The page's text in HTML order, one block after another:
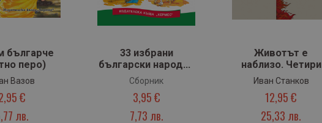
българче
перо)
Вазов
€
лв.
33 избрани
български народни
приказки
Сборник
3,95 €
7,73 лв.
Животът е
наблизо. Четири
апокрифа за
Никола Нови
Софийски
Иван Станков
12,95 €
25,33 лв.